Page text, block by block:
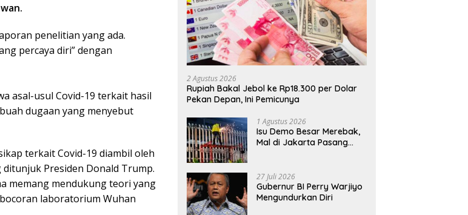
penelitian yang ada.
percaya diri” dengan
asal-usul Covid-19 terkait hasil
dugaan yang menyebut
terkait Covid-19 diambil oleh
Presiden Donald Trump.
memang mendukung teori yang
laboratorium Wuhan
2 Agustus 2026
Rupiah Bakal Jebol ke Rp18.300 per Dolar
Pekan Depan, Ini Pemicunya
1 Agustus 2026
Isu Demo Besar Merebak,
Mal di Jakarta Pasang
27 Juli 2026
Gubernur BI Perry Warjiyo
Mengundurkan Diri